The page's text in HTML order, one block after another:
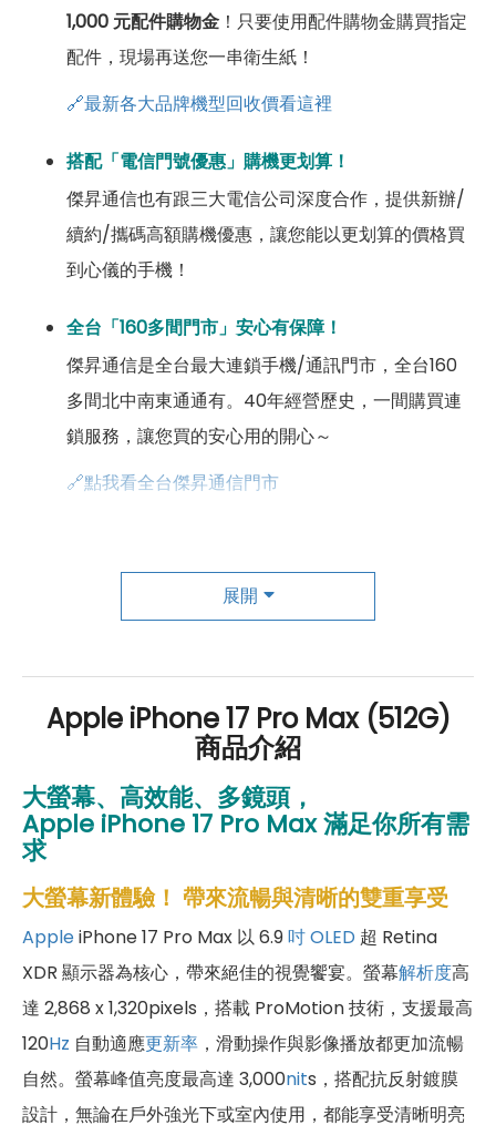
1,000 元配件購物金 ！只要使用配件購物金購買指定
配件，現場再送您一串衛生紙！
🔗最新各大品牌機型回收價看這裡
搭配「電信門號優惠」購機更划算！
傑昇通信也有跟三大電信公司深度合作，提供新辦/
續約/攜碼高額購機優惠，讓您能以更划算的價格買
到心儀的手機！
全台「160多間門市」安心有保障！
傑昇通信是全台最大連鎖手機/通訊門市，全台160
多間北中南東通通有。40年經營歷史，一間購買連
鎖服務，讓您買的安心用的開心～
🔗點我看全台傑昇通信門市
傑昇尊榮會員除了可以「消費集點兌換商品」，每半
年還有「200元配件購物金」，每年再送「VIP生日
展開
Apple iPhone 17 Pro Max (512G)
商品介紹
大螢幕、高效能、多鏡頭，
Apple iPhone 17 Pro Max 滿足你所有需
求
大螢幕新體驗！ 帶來流暢與清晰的雙重享受
AppleiPhone 17 Pro Max 以 6.9吋OLED 超 Retina
XDR 顯示器為核心，帶來絕佳的視覺饗宴。螢幕解析度高
達 2,868 x 1,320pixels，搭載 ProMotion 技術，支援最高
120Hz 自動適應更新率 ，滑動操作與影像播放都更加流暢
自然。螢幕峰值亮度最高達 3,000nits，搭配抗反射鍍膜
設計，無論在戶外強光下或室內使用，都能享受清晰明亮